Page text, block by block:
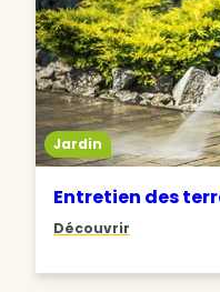
Jardin
Entretien des
Découvrir